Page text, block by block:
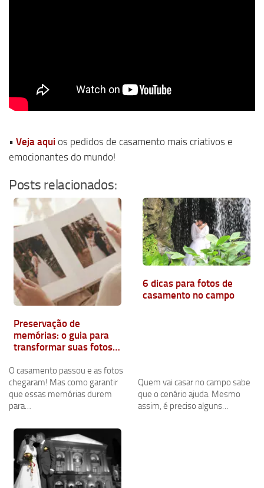
• Veja aqui os pedidos de casamento mais criativos e
emocionantes do mundo!
Posts relacionados:
Preservação de
memórias: o guia para
transformar suas fotos
família
O casamento passou e as fotos
chegaram! Mas como garantir
que essas memórias durem
para…
6 dicas para fotos de
casamento no campo
Quem vai casar no campo sabe
que o cenário ajuda. Mesmo
assim, é preciso alguns…